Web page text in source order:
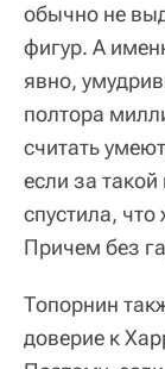
обычно не
фигур. А
явно,
полтора
считать
если за такой
спустила,
Причем без
Топорнин
доверие к